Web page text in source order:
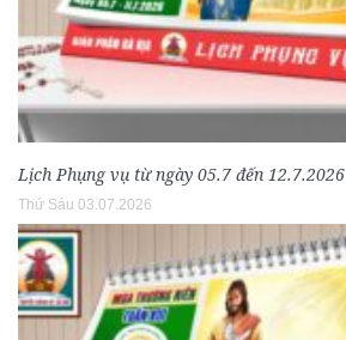
Lịch Phụng vụ từ ngày 05.7 đến 12.7.2026
Thứ Sáu 03.07.2026